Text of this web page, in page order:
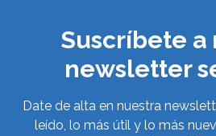
Suscríbete a
newsletter
Date de alta en nuestra
leído, lo más útil y lo más